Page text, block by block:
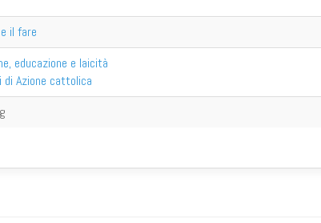
il fare
educazione e laicità
di Azione cattolica